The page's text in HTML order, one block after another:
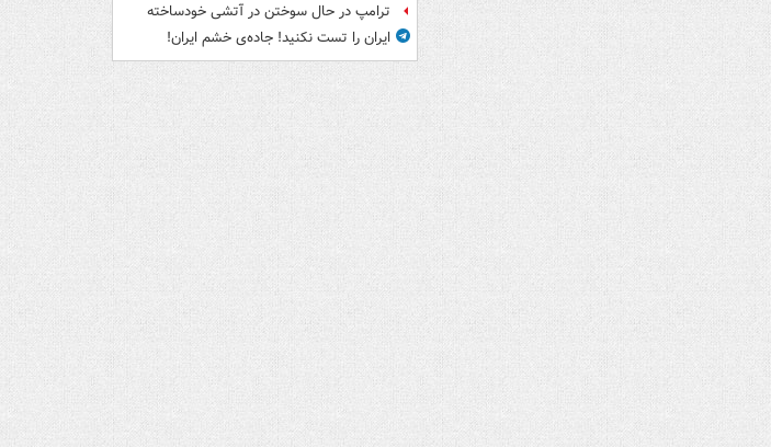
ترامپ در حال سوختن در آتشی خودساخته
ایران را تست نکنید! جاده‌ی خشم ایران!